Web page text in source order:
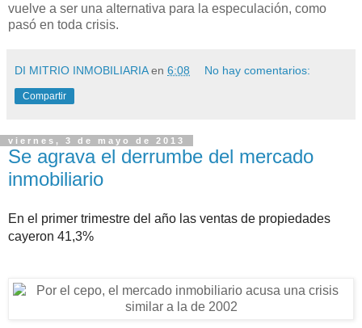
vuelve a ser una alternativa para la especulación, como
pasó en toda crisis.
DI MITRIO INMOBILIARIA en 6:08 No hay comentarios:
Compartir
viernes, 3 de mayo de 2013
Se agrava el derrumbe del mercado
inmobiliario
En el primer trimestre del año las ventas de propiedades
cayeron 41,3%